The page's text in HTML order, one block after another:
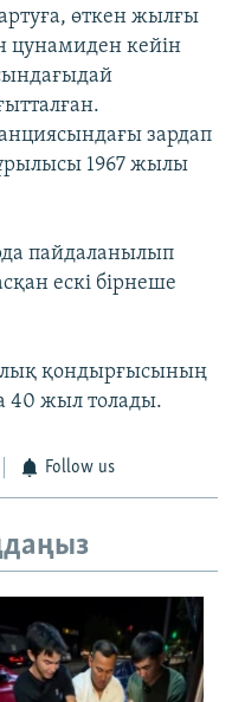
өткен жылғы
цунамиден кейін
зардап
1967 жылы
пайдаланылып
ескі бірнеше
қондырғысының
40 жыл толады.
Follow us